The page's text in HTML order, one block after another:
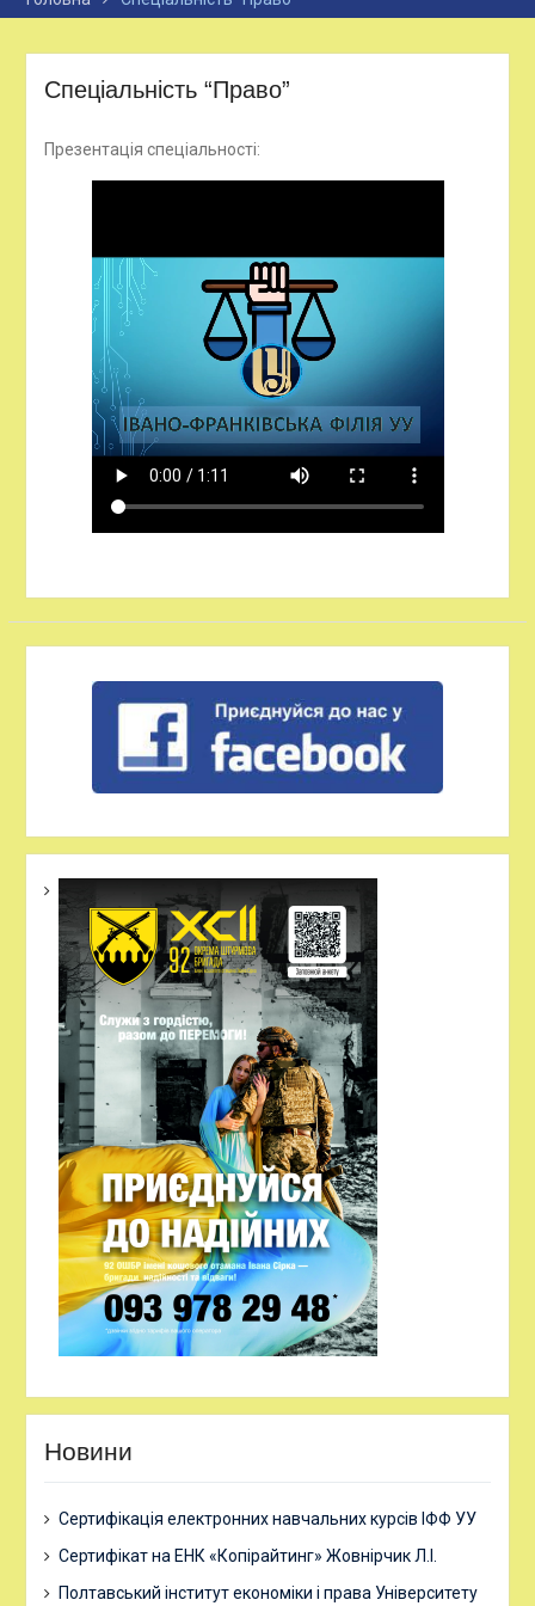
Спеціальність “Право”
Презентація спеціальності:
Новини
Сертифікація електронних навчальних курсів ІФФ УУ
Сертифікат на ЕНК «Копірайтинг» Жовнірчик Л.І.
Полтавський інститут економіки і права Університету